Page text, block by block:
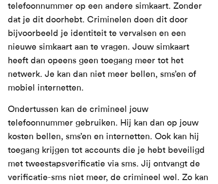
telefoonnummer op een andere simkaart. Zonder
dat je dit doorhebt. Criminelen doen dit door
bijvoorbeeld je identiteit te vervalsen en een
nieuwe simkaart aan te vragen. Jouw simkaart
heeft dan opeens geen toegang meer tot het
netwerk. Je kan dan niet meer bellen, sms’en of
mobiel internetten.
Ondertussen kan de crimineel jouw
telefoonnummer gebruiken. Hij kan dan op jouw
kosten bellen, sms’en en internetten. Ook kan hij
toegang krijgen tot accounts die je hebt beveiligd
met tweestapsverificatie via sms. Jij ontvangt de
verificatie-sms niet meer, de crimineel wel. Zo kan